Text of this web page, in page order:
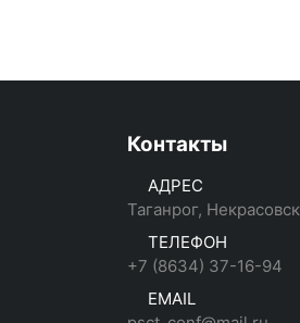
Контакты
АДРЕС
Таганрог,
ТЕЛЕФОН
+7 (8634) 37-16-94
EMAIL